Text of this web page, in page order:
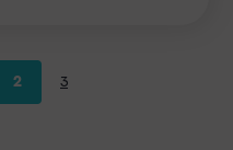
2 3